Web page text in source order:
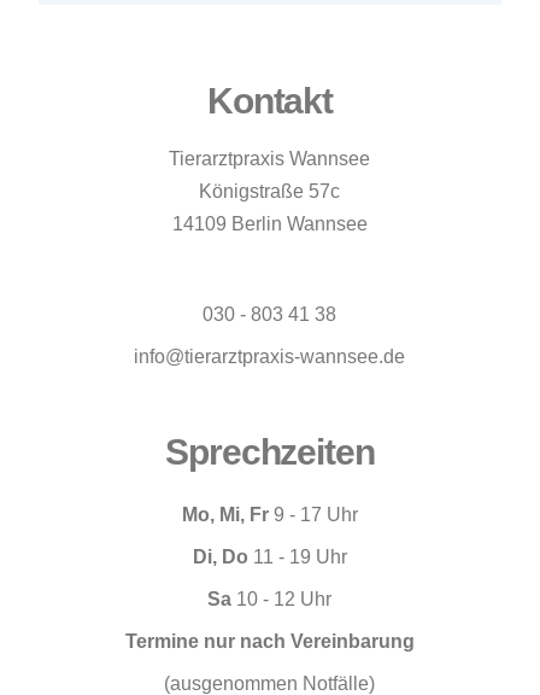
Kontakt
Tierarztpraxis Wannsee
Königstraße 57c
14109 Berlin Wannsee
030 - 803 41 38
info@tierarztpraxis-wannsee.de
Sprechzeiten
Mo, Mi, Fr9 - 17 Uhr
Di, Do 11 - 19 Uhr
Sa 10 - 12 Uhr
Termine nur nach Vereinbarung
(ausgenommen Notfälle)